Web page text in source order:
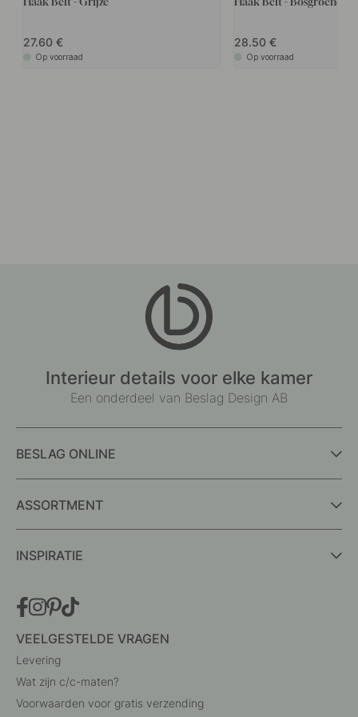
27.60
Op voorraad
28.50
Op voorraad
Interieur details voor elke kamer
Een onderdeel van Beslag Design AB
BESLAG ONLINE
ASSORTMENT
INSPIRATIE
VEELGESTELDE VRAGEN
Levering
Wat zijn c/c-maten?
Voorwaarden voor gratis verzending